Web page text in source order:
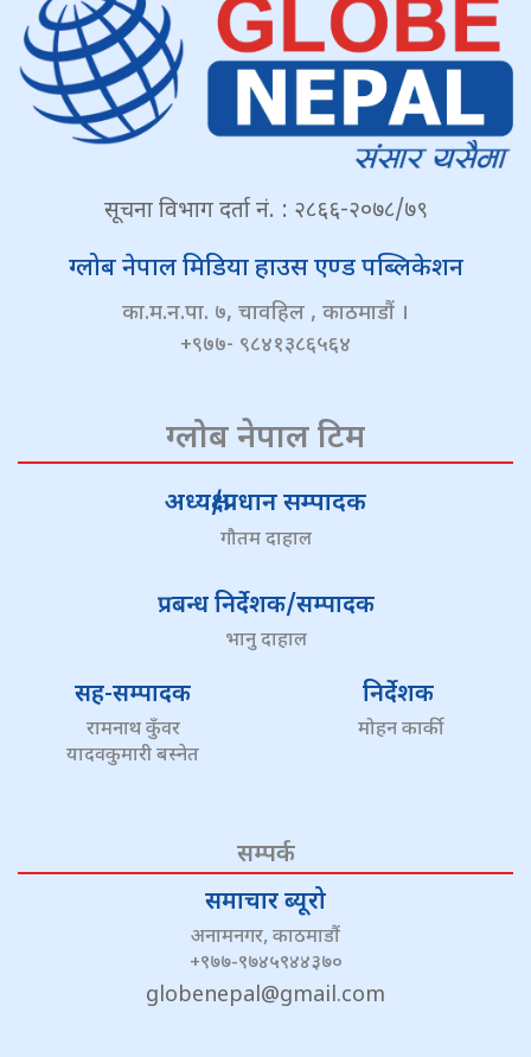
सूचना विभाग दर्ता नं. : २८६६-२०७८/७९
ग्लोब नेपाल मिडिया हाउस एण्ड पब्लिकेशन
का.म.न.पा. ७, चावहिल , काठमाडौं ।
+९७७- ९८४१३८६५६४
ग्लोब नेपाल टिम
अध्यक्ष/प्रधान सम्पादक
गौतम दाहाल
प्रबन्ध निर्देशक/सम्पादक
भानु दाहाल
सह-सम्पादक
रामनाथ कुँवर
यादवकुमारी बस्नेत
निर्देशक
मोहन कार्की
सम्पर्क
समाचार ब्यूरो
अनामनगर, काठमाडौं
+९७७-९७४५९४४३७०
globenepal@gmail.com